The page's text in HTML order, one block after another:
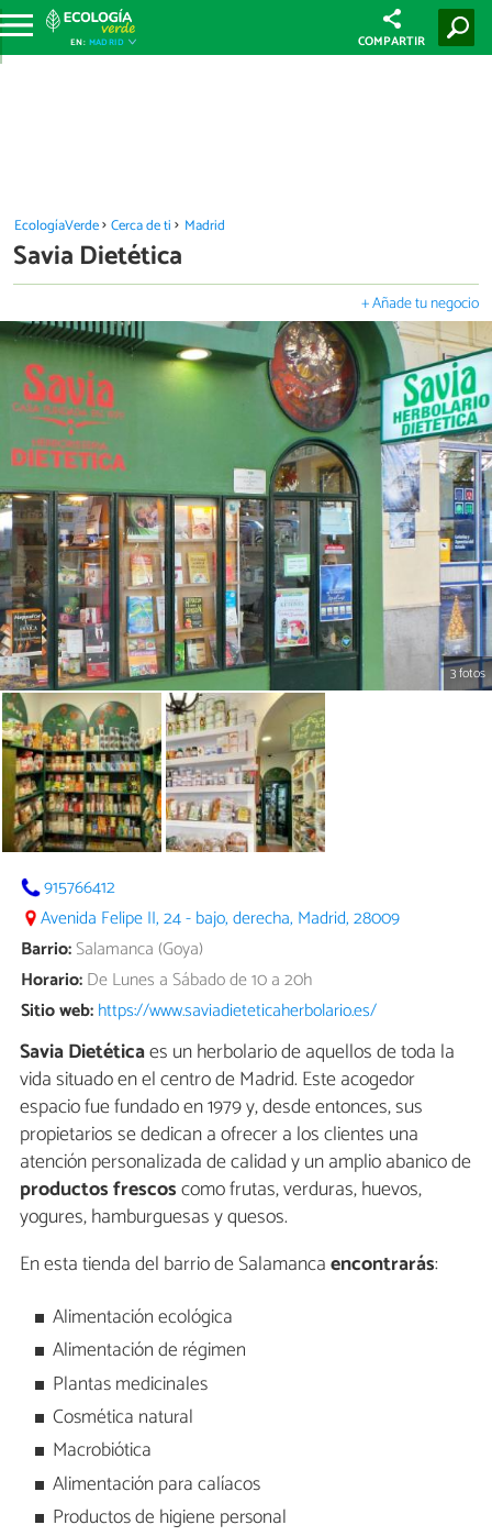
EN: MADRID COMPARTIR
EcologíaVerde Cerca de ti Madrid
Savia Dietética
+ Añade tu negocio
3 fotos
915766412
Avenida Felipe II, 24 - bajo, derecha, Madrid, 28009
Barrio:Salamanca (Goya)
Horario:De Lunes a Sábado de 10 a 20h
Sitio web:https://www.saviadieteticaherbolario.es/
Savia Dietéticaes un herbolario de aquellos de toda la
vida situado en el centro de Madrid. Este acogedor
espacio fue fundado en 1979 y, desde entonces, sus
propietarios se dedican a ofrecer a los clientes una
atención personalizada de calidad y un amplio abanico de
productos frescoscomo frutas, verduras, huevos,
yogures, hamburguesas y quesos.
En esta tienda del barrio de Salamancaencontrarás:
Alimentación ecológica
Alimentación de régimen
Plantas medicinales
Cosmética natural
Macrobiótica
Alimentación para calíacos
Productos de higiene personal